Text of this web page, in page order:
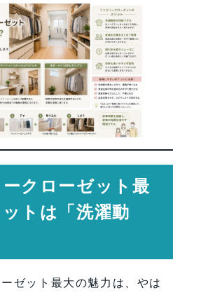
クローゼット最
トは「洗濯動
ゼット最大の魅力は、やは